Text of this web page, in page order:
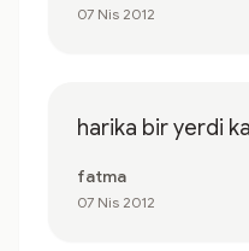
07 Nis 2012
fatma
07 Nis 2012